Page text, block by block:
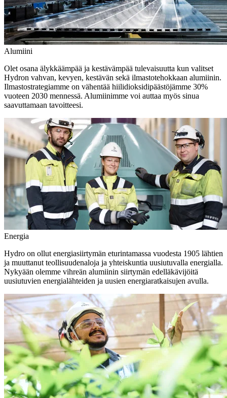
Alumiini
Olet osana älykkäämpää ja kestävämpää tulevaisuutta kun valitset
Hydron vahvan, kevyen, kestävän sekä ilmastotehokkaan alumiinin.
Ilmastostrategiamme on vähentää hiilidioksidipäästöjämme 30%
vuoteen 2030 mennessä. Alumiinimme voi auttaa myös sinua
saavuttamaan tavoitteesi.
Energia
Hydro on ollut energiasiirtymän eturintamassa vuodesta 1905 lähtien
ja muuttanut teollisuudenaloja ja yhteiskuntia uusiutuvalla energialla.
Nykyään olemme vihreän alumiinin siirtymän edelläkävijöitä
uusiutuvien energialähteiden ja uusien energiaratkaisujen avulla.